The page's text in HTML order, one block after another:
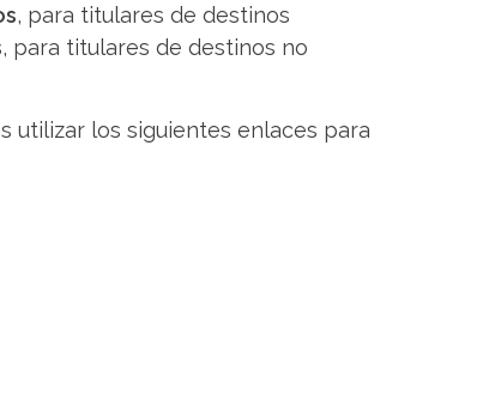
, para titulares de destinos
, para titulares de destinos no
utilizar los siguientes enlaces para